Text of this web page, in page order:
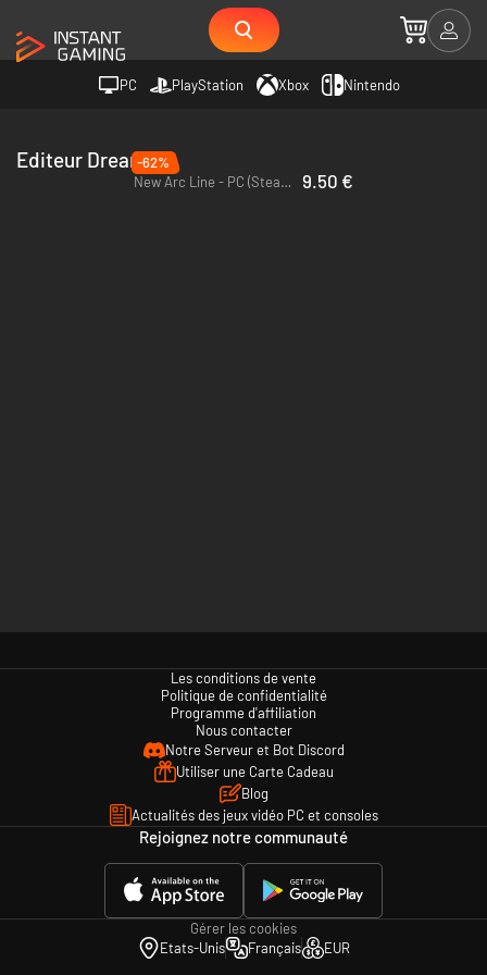
PC PlayStation Xbox Nintendo
Editeur Dreamate
-62%
New Arc Line - PC (Steam) - Europe & US & Canada
9.50 €
Les conditions de vente
Politique de confidentialité
Programme d'affiliation
Nous contacter
Notre Serveur et Bot Discord
Utiliser une Carte Cadeau
Blog
Actualités des jeux vidéo PC et consoles
Rejoignez notre communauté
Gérer les cookies
Etats-Unis
Français EUR